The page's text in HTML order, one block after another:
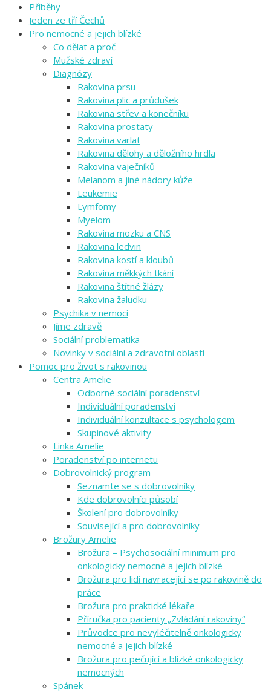
Příběhy
Jeden ze tří Čechů
Pro nemocné a jejich blízké
Co dělat a proč
Mužské zdraví
Diagnózy
Rakovina prsu
Rakovina plic a průdušek
Rakovina střev a konečníku
Rakovina prostaty
Rakovina varlat
Rakovina dělohy a děložního hrdla
Rakovina vaječníků
Melanom a jiné nádory kůže
Leukemie
Lymfomy
Myelom
Rakovina mozku a CNS
Rakovina ledvin
Rakovina kostí a kloubů
Rakovina měkkých tkání
Rakovina štítné žlázy
Rakovina žaludku
Psychika v nemoci
Jíme zdravě
Sociální problematika
Novinky v sociální a zdravotní oblasti
Pomoc pro život s rakovinou
Centra Amelie
Odborné sociální poradenství
Individuální poradenství
Individuální konzultace s psychologem
Skupinové aktivity
Linka Amelie
Poradenství po internetu
Dobrovolnický program
Seznamte se s dobrovolníky
Kde dobrovolníci působí
Školení pro dobrovolníky
Související a pro dobrovolníky
Brožury Amelie
Brožura – Psychosociální minimum pro
onkologicky nemocné a jejich blízké
Brožura pro lidi navracející se po rakovině do
práce
Brožura pro praktické lékaře
Příručka pro pacienty „Zvládání rakoviny“
Průvodce pro nevyléčitelně onkologicky
nemocné a jejich blízké
Brožura pro pečující a blízké onkologicky
nemocných
Spánek